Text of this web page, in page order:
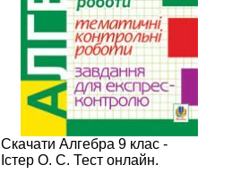
Скачати Алгебра 9 клас -
Істер О. С. Тест онлайн.